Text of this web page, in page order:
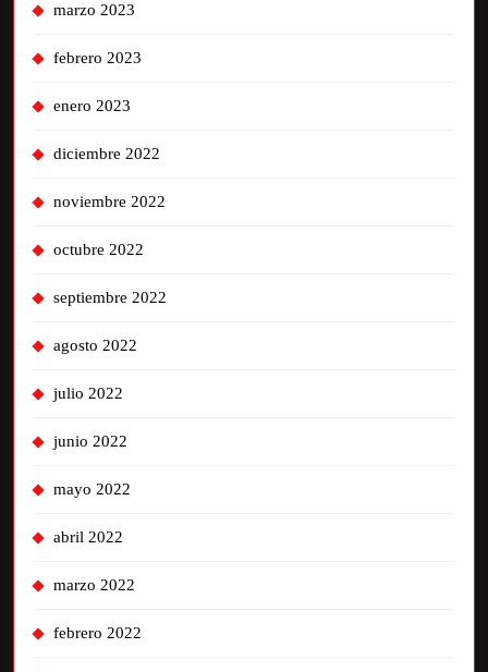
marzo 2023
febrero 2023
enero 2023
diciembre 2022
noviembre 2022
octubre 2022
septiembre 2022
agosto 2022
julio 2022
junio 2022
mayo 2022
abril 2022
marzo 2022
febrero 2022